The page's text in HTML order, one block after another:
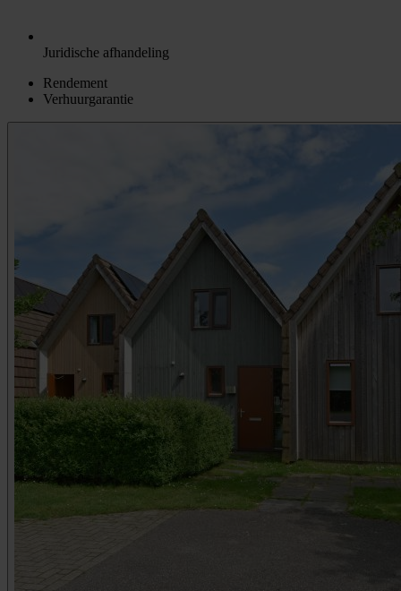
Juridische afhandeling
Rendement
Verhuurgarantie